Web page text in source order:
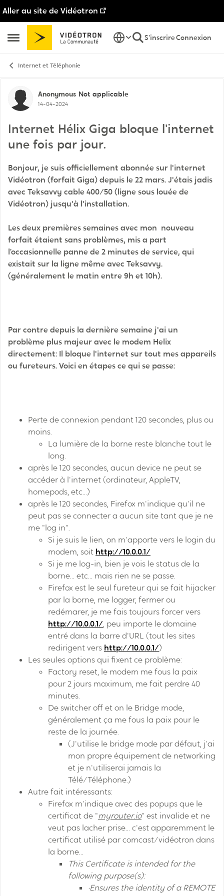
Aller au site de Vidéotron
Ouvrir Menu Latéral
Passer au contenu
S'inscrireConnexion
Internet et Téléphonie
Discussion de forum
Anonymous Not applicable
14-04-2024
Internet Hélix Giga bloque l'internet
une fois par jour.
Bonjour, je suis officiellement abonnée sur l'internet
Vidéotron (forfait Giga) depuis le 22 mars. J'étais jadis
avec Teksavvy cable 400/50 (ligne sous louée de
Vidéotron) jusqu'à l'installation.
Les deux premières semaines avec mon nouveau
forfait étaient sans problèmes, mis a part
l’occasionnelle panne de 2 minutes de service, qui
existait sur la ligne même avec Teksavvy.
(généralement le matin entre 9h et 10h).
Par contre depuis la dernière semaine j'ai un
problème plus majeur avec le modem Helix
directement: Il bloque l'internet sur tout mes appareils
ou fureteurs. Voici en étapes ce qui se passe:
Perte de connexion pendant 120 secondes, plus ou
moins.
La lumière de la borne reste blanche tout le
long.
après le 120 secondes, aucun device ne peut se
accéder à l'internet (ordinateur, AppleTV,
homepods, etc...)
après le 120 secondes, Firefox m'indique qu'il ne
peut pas se connecter a aucun site tant que je ne
me "log in".
Si je suis le lien, on m'apporte vers le login du
modem, soit http://10.0.0.1/
Si je me log-in, bien je vois le status de la
borne... etc... mais rien ne se passe.
Firefox est le seul fureteur qui se fait hijacker
par la borne, me logger, fermer ou
redémarer, je me fais toujours forcer vers
http://10.0.0.1/, peu importe le domaine
entré dans la barre d'URL (tout les sites
redirigent vers http://10.0.0.1/)
Les seules options qui fixent ce problème:
Factory reset, le modem me fous la paix
pour 2 jours maximum, me fait perdre 40
minutes.
De switcher off et on le Bridge mode,
généralement ça me fous la paix pour le
reste de la journée.
(J'utilise le bridge mode par défaut, j'ai
mon propre équipement de networking
et je n'utiliserai jamais la
Télé/Téléphone.)
Autre fait intéressants:
Firefox m'indique avec des popups que le
certificat de "myrouter.io" est invalide et ne
veut pas lacher prise... c'est apparemment le
certificat utilisé par comcast/vidéotron dans
la borne...
This Certificate is intended for the
following purpose(s):
•Ensures the identity of a REMOTE